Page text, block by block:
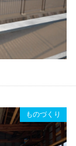
ものづくり